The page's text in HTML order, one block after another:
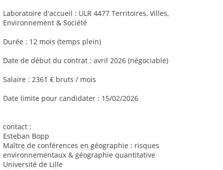
Laboratoire d'accueil : ULR 4477 Territoires, Villes,
Environnement & Société
Durée : 12 mois (temps plein)
Date de début du contrat : avril 2026 (négociable)
Salaire : 2361 € bruts / mois
Date limite pour candidater : 15/02/2026
contact :
Esteban Bopp
Maître de conférences en géographie : risques
environnementaux & géographie quantitative
Université de Lille